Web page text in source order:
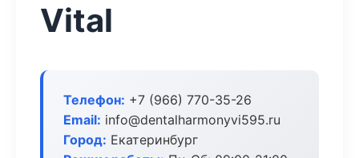
Vital
Телефон: +7 (966) 770-35-26
Email: info@dentalharmonyvi595.ru
Город: Екатеринбург